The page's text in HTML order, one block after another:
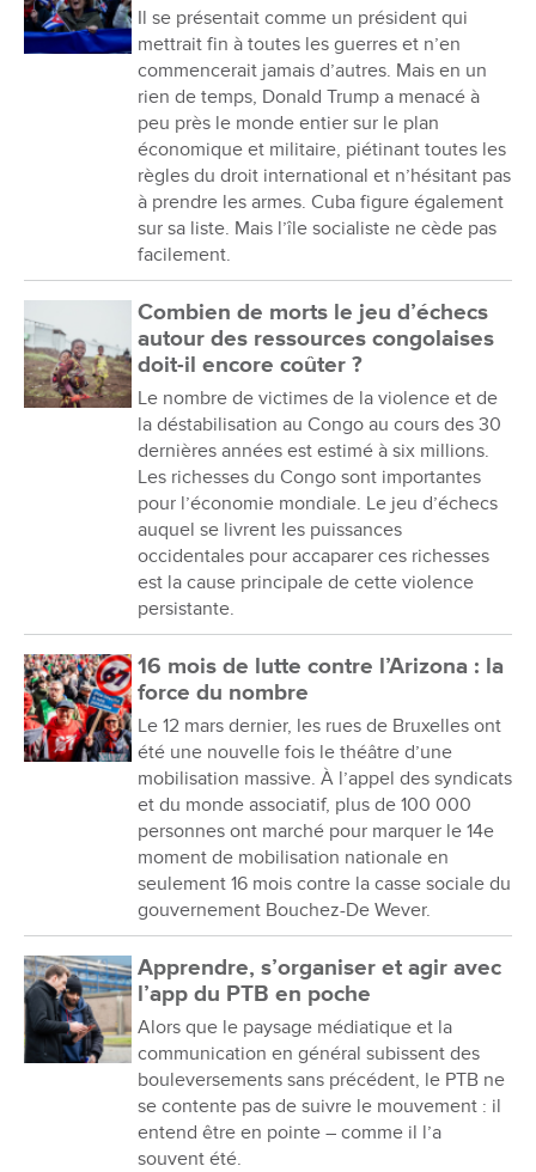
Il se présentait comme un président qui
mettrait fin à toutes les guerres et n’en
commencerait jamais d’autres. Mais en un
rien de temps, Donald Trump a menacé à
peu près le monde entier sur le plan
économique et militaire, piétinant toutes les
règles du droit international et n’hésitant pas
à prendre les armes. Cuba figure également
sur sa liste. Mais l’île socialiste ne cède pas
facilement.
Combien de morts le jeu d’échecs
autour des ressources congolaises
doit-il encore coûter ?
Le nombre de victimes de la violence et de
la déstabilisation au Congo au cours des 30
dernières années est estimé à six millions.
Les richesses du Congo sont importantes
pour l’économie mondiale. Le jeu d’échecs
auquel se livrent les puissances
occidentales pour accaparer ces richesses
est la cause principale de cette violence
persistante.
16 mois de lutte contre l’Arizona : la
force du nombre
Le 12 mars dernier, les rues de Bruxelles ont
été une nouvelle fois le théâtre d’une
mobilisation massive. À l’appel des syndicats
et du monde associatif, plus de 100 000
personnes ont marché pour marquer le 14e
moment de mobilisation nationale en
seulement 16 mois contre la casse sociale du
gouvernement Bouchez-De Wever.
Apprendre, s’organiser et agir avec
l’app du PTB en poche
Alors que le paysage médiatique et la
communication en général subissent des
bouleversements sans précédent, le PTB ne
se contente pas de suivre le mouvement : il
entend être en pointe – comme il l’a
souvent été.